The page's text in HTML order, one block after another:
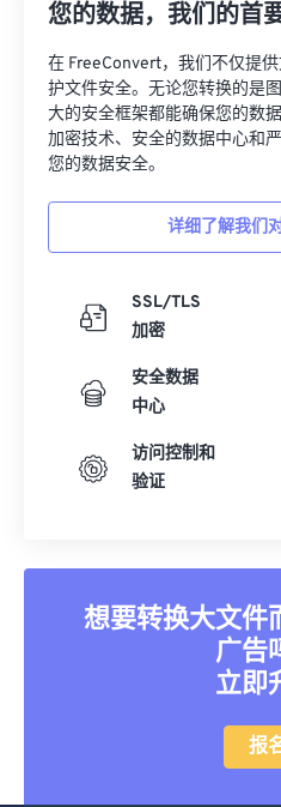
您的数据，我们的首
在 FreeConvert，我们不仅提
护文件安全。无论您转换的是
大的安全框架都能确保您的数
加密技术、安全的数据中心和
您的数据安全。
详细了解我们
SSL/TLS
加密
安全数据
中心
访问控制和
验证
想要转换大文件
广告
立即
报